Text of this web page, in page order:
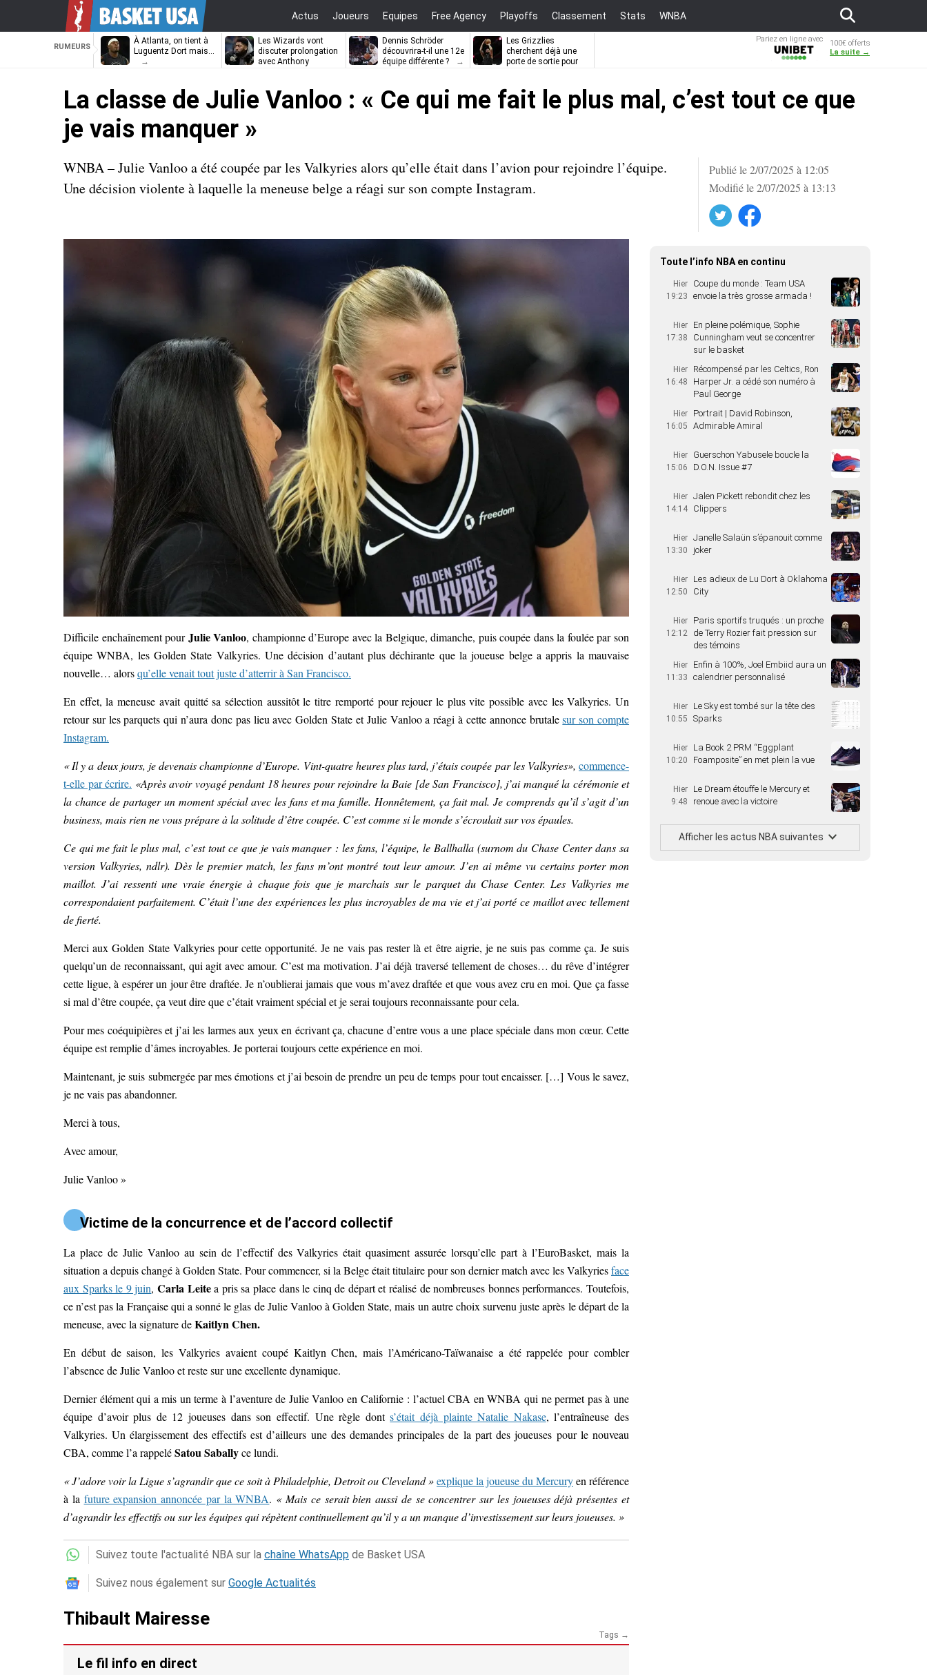
Actus Joueurs Equipes Free Agency Playoffs Classement Stats WNBA
RUMEURS
À Atlanta, on tient à
Luguentz Dort mais…
Les Wizards vont
discuter prolongation
avec Anthony
Dennis Schröder
découvrira-t-il une 12e
équipe différente ?
Les Grizzlies
cherchent déjà une
porte de sortie pour
Pariez en ligne avec
100€ offerts
La suite →
La classe de Julie Vanloo : « Ce qui me fait le plus mal, c’est tout ce que
je vais manquer »
Publié le 2/07/2025 à 12:05
Modifié le 2/07/2025 à 13:13
Facebook
WNBA – Julie Vanloo a été coupée par les Valkyries alors qu’elle était dans l’avion pour rejoindre l’équipe.
Une décision violente à laquelle la meneuse belge a réagi sur son compte Instagram.
Difficile enchaînement pourJulie Vanloo, championne d’Europe avec la Belgique, dimanche, puis coupée dans la foulée par son
équipe WNBA, les Golden State Valkyries. Une décision d’autant plus déchirante que la joueuse belge a appris la mauvaise
nouvelle… alorsqu’elle venait tout juste d’atterrir à San Francisco.
En effet, la meneuse avait quitté sa sélection aussitôt le titre remporté pour rejouer le plus vite possible avec les Valkyries. Un
retour sur les parquets qui n’aura donc pas lieu avec Golden State et Julie Vanloo a réagi à cette annonce brutalesur son compte
Instagram.
« Il y a deux jours, je devenais championne d’Europe. Vint-quatre heures plus tard, j’étais coupée par les Valkyries», commence-
t-elle par écrire. «Après avoir voyagé pendant 18 heures pour rejoindre la Baie [de San Francisco], j’ai manqué la cérémonie et
la chance de partager un moment spécial avec les fans et ma famille. Honnêtement, ça fait mal. Je comprends qu’il s’agit d’un
business, mais rien ne vous prépare à la solitude d’être coupée. C’est comme si le monde s’écroulait sur vos épaules.
Ce qui me fait le plus mal, c’est tout ce que je vais manquer : les fans, l’équipe, le Ballhalla (surnom du Chase Center dans sa
version Valkyries, ndlr). Dès le premier match, les fans m’ont montré tout leur amour. J’en ai même vu certains porter mon
maillot. J’ai ressenti une vraie énergie à chaque fois que je marchais sur le parquet du Chase Center. Les Valkyries me
correspondaient parfaitement. C’était l’une des expériences les plus incroyables de ma vie et j’ai porté ce maillot avec tellement
de fierté.
Merci aux Golden State Valkyries pour cette opportunité. Je ne vais pas rester là et être aigrie, je ne suis pas comme ça. Je suis
quelqu’un de reconnaissant, qui agit avec amour. C’est ma motivation. J’ai déjà traversé tellement de choses… du rêve d’intégrer
cette ligue, à espérer un jour être draftée. Je n’oublierai jamais que vous m’avez draftée et que vous avez cru en moi. Que ça fasse
si mal d’être coupée, ça veut dire que c’était vraiment spécial et je serai toujours reconnaissante pour cela.
Pour mes coéquipières et j’ai les larmes aux yeux en écrivant ça, chacune d’entre vous a une place spéciale dans mon cœur. Cette
équipe est remplie d’âmes incroyables. Je porterai toujours cette expérience en moi.
Maintenant, je suis submergée par mes émotions et j’ai besoin de prendre un peu de temps pour tout encaisser. […] Vous le savez,
je ne vais pas abandonner.
Merci à tous,
Avec amour,
Julie Vanloo »
Victime de la concurrence et de l’accord collectif
La place de Julie Vanloo au sein de l’effectif des Valkyries était quasiment assurée lorsqu’elle part à l’EuroBasket, mais la
situation a depuis changé à Golden State. Pour commencer, si la Belge était titulaire pour son dernier match avec les Valkyriesface
aux Sparks le 9 juin, Carla Leitea pris sa place dans le cinq de départ et réalisé de nombreuses bonnes performances. Toutefois,
ce n’est pas la Française qui a sonné le glas de Julie Vanloo à Golden State, mais un autre choix survenu juste après le départ de la
meneuse, avec la signature deKaitlyn Chen.
En début de saison, les Valkyries avaient coupé Kaitlyn Chen, mais l’Américano-Taïwanaise a été rappelée pour combler
l’absence de Julie Vanloo et reste sur une excellente dynamique.
Dernier élément qui a mis un terme à l’aventure de Julie Vanloo en Californie : l’actuel CBA en WNBA qui ne permet pas à une
équipe d’avoir plus de 12 joueuses dans son effectif. Une règle donts’était déjà plainte Natalie Nakase, l’entraîneuse des
Valkyries. Un élargissement des effectifs est d’ailleurs une des demandes principales de la part des joueuses pour le nouveau
CBA, comme l’a rappeléSatou Saballyce lundi.
« J’adore voir la Ligue s’agrandir que ce soit à Philadelphie, Detroit ou Cleveland »explique la joueuse du Mercuryen référence
à la future expansion annoncée par la WNBA. « Mais ce serait bien aussi de se concentrer sur les joueuses déjà présentes et
d’agrandir les effectifs ou sur les équipes qui répètent continuellement qu’il y a un manque d’investissement sur leurs joueuses. »
Suivez toute l'actualité NBA sur la chaîne WhatsApp de Basket USA
Suivez nous également sur Google Actualités
Thibault Mairesse
Tags →
Le fil info en direct
Toute l’info NBA en continu
Hier
19:23
Coupe du monde : Team USA
envoie la très grosse armada !
Hier
17:38
En pleine polémique, Sophie
Cunningham veut se concentrer
sur le basket
Hier
16:48
Récompensé par les Celtics, Ron
Harper Jr. a cédé son numéro à
Paul George
Hier
16:05
Portrait | David Robinson,
Admirable Amiral
Hier
15:06
Guerschon Yabusele boucle la
D.O.N. Issue #7
Hier
14:14
Jalen Pickett rebondit chez les
Clippers
Hier
13:30
Janelle Salaün s’épanouit comme
joker
Hier
12:50
Les adieux de Lu Dort à Oklahoma
City
Hier
12:12
Paris sportifs truqués : un proche
de Terry Rozier fait pression sur
des témoins
Hier
11:33
Enfin à 100%, Joel Embiid aura un
calendrier personnalisé
Hier
10:55
Le Sky est tombé sur la tête des
Sparks
Hier
10:20
La Book 2 PRM “Eggplant
Foamposite” en met plein la vue
Hier
9:48
Le Dream étouffe le Mercury et
renoue avec la victoire
Afficher les actus NBA suivantes